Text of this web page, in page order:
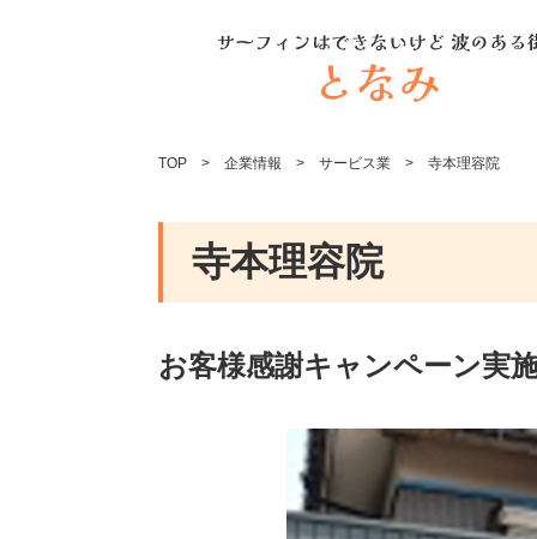
TOP 企業情報 サービス業 寺本理容院
寺本理容院
お客様感謝キャンペーン実